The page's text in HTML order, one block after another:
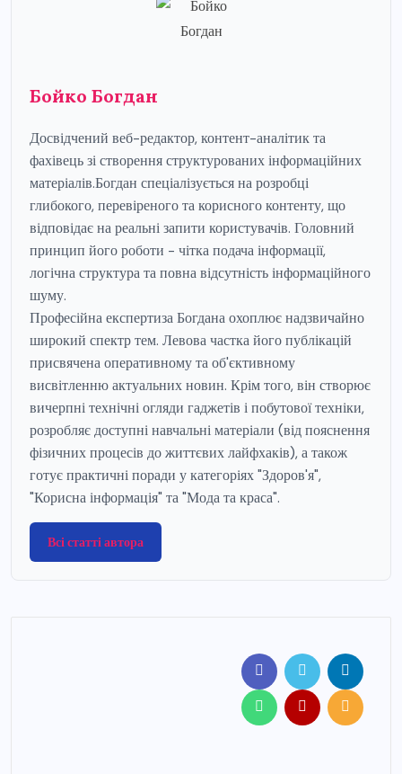
Бойко Богдан
Досвідчений веб-редактор, контент-аналітик та
фахівець зі створення структурованих інформаційних
матеріалів.Богдан спеціалізується на розробці
глибокого, перевіреного та корисного контенту, що
відповідає на реальні запити користувачів. Головний
принцип його роботи - чітка подача інформації,
логічна структура та повна відсутність інформаційного
шуму.
Професійна експертиза Богдана охоплює надзвичайно
широкий спектр тем. Левова частка його публікацій
присвячена оперативному та об'єктивному
висвітленню актуальних новин. Крім того, він створює
вичерпні технічні огляди гаджетів і побутової техніки,
розробляє доступні навчальні матеріали (від пояснення
фізичних процесів до життєвих лайфхаків), а також
готує практичні поради у категоріях "Здоров'я",
"Корисна інформація" та "Мода та краса".
Всі статті автора